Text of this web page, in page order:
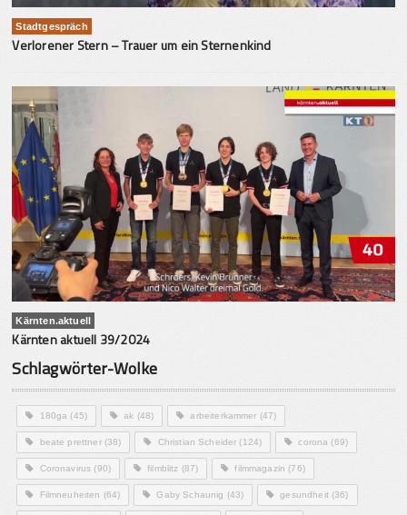
Stadtgespräch
Verlorener Stern – Trauer um ein Sternenkind
Kärnten.aktuell
Kärnten aktuell 39/2024
Schlagwörter-Wolke
180ga (45) ak (48) arbeiterkammer (47)
beate prettner(38) Christian Scheider (124) corona (69)
Coronavirus (90) filmblitz (87) filmmagazin (76)
Filmneuheiten (64) Gaby Schaunig (43) gesundheit(36)